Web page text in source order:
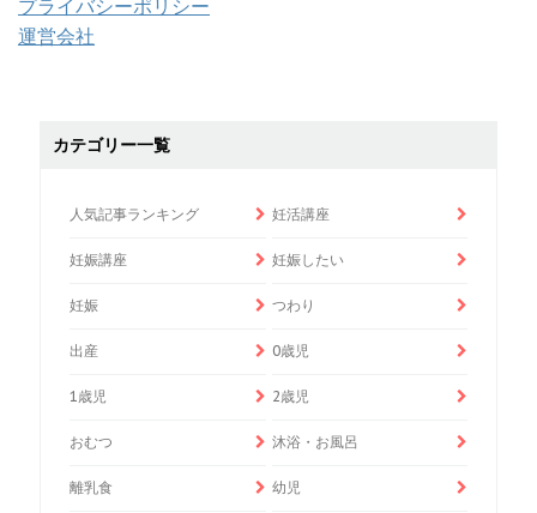
プライバシーポリシー
運営会社
カテゴリー一覧
人気記事ランキング 妊活講座
妊娠講座 妊娠したい
妊娠 つわり
出産 0歳児
1歳児 2歳児
おむつ 沐浴・お風呂
離乳食 幼児